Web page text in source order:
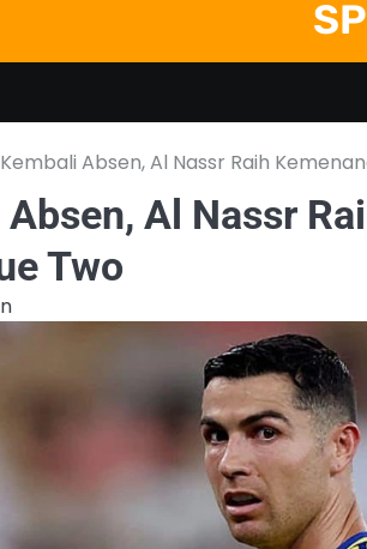
Absen, Al Nassr Raih
Al Nassr
Two